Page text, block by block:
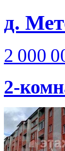
д.
2 000
2-